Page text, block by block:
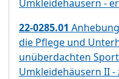
Umkleidehäusern -
22-0285.01
die Pflege und
unüberdachten
Umkleidehäusern II